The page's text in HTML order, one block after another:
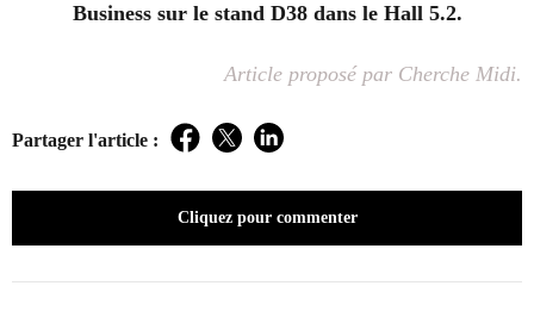
Business sur le stand D38 dans le Hall 5.2.
Article proposé par Cherche Midi.
Partager l'article : Facebook
TwitterLinkedIn
Cliquez pour commenter